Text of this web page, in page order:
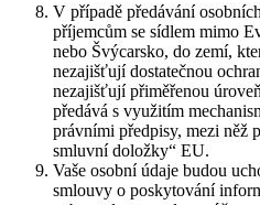
V případě předávání
příjemcům se sídlem mimo
nebo Švýcarsko, do zemí,
nezajišťují dostatečnou
nezajišťují přiměřenou
předává s využitím
právními předpisy, mezi něž
smluvní doložky“ EU.
Vaše osobní údaje budou
smlouvy o poskytování